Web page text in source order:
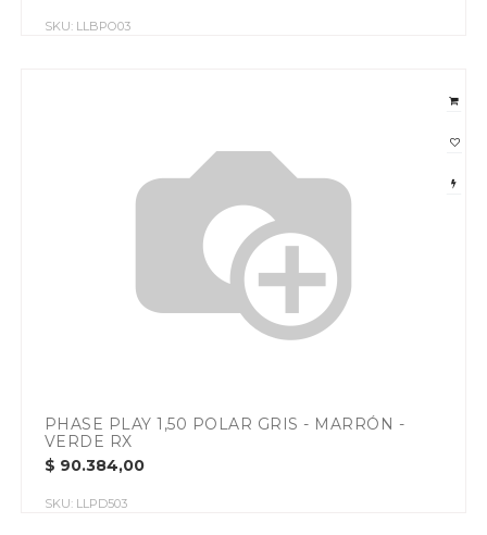
SKU: LLBPO03
PHASE PLAY 1,50 POLAR GRIS - MARRÓN -
VERDE RX
$ 90.384,00
SKU: LLPD503